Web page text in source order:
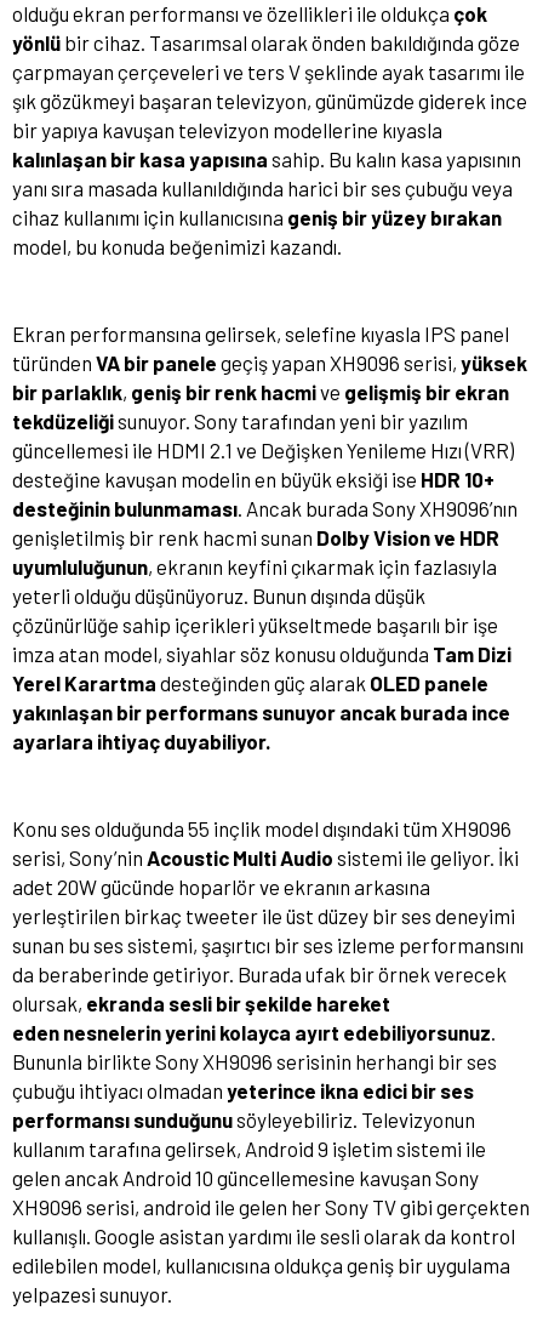
olduğu ekran performansı ve özellikleri ile oldukça çok
yönlü bir cihaz. Tasarımsal olarak önden bakıldığında göze
çarpmayan çerçeveleri ve ters V şeklinde ayak tasarımı ile
şık gözükmeyi başaran televizyon, günümüzde giderek ince
bir yapıya kavuşan televizyon modellerine kıyasla
kalınlaşan bir kasa yapısına sahip. Bu kalın kasa yapısının
yanı sıra masada kullanıldığında harici bir ses çubuğu veya
cihaz kullanımı için kullanıcısına geniş bir yüzey bırakan
model, bu konuda beğenimizi kazandı.
Ekran performansına gelirsek, selefine kıyasla IPS panel
türünden VA bir panele geçiş yapan XH9096 serisi, yüksek
bir parlaklık, geniş bir renk hacmive gelişmiş bir ekran
tekdüzeliğisunuyor. Sony tarafından yeni bir yazılım
güncellemesi ile HDMI 2.1 ve Değişken Yenileme Hızı (VRR)
desteğine kavuşan modelin en büyük eksiği ise HDR 10+
desteğinin bulunmaması. Ancak burada Sony XH9096’nın
genişletilmiş bir renk hacmi sunan Dolby Vision ve HDR
uyumluluğunun, ekranın keyfini çıkarmak için fazlasıyla
yeterli olduğu düşünüyoruz. Bunun dışında düşük
çözünürlüğe sahip içerikleri yükseltmede başarılı bir işe
imza atan model, siyahlar söz konusu olduğunda Tam Dizi
Yerel Karartma desteğinden güç alarak OLED panele
yakınlaşan bir performans sunuyor ancak burada ince
ayarlara ihtiyaç duyabiliyor.
Konu ses olduğunda 55 inçlik model dışındaki tüm XH9096
serisi, Sony’nin Acoustic Multi Audio sistemi ile geliyor. İki
adet 20W gücünde hoparlör ve ekranın arkasına
yerleştirilen birkaç tweeter ile üst düzey bir ses deneyimi
sunan bu ses sistemi, şaşırtıcı bir ses izleme performansını
da beraberinde getiriyor. Burada ufak bir örnek verecek
olursak, ekranda sesli bir şekilde hareket
eden nesnelerin yerini kolayca ayırt edebiliyorsunuz.
Bununla birlikte Sony XH9096 serisinin herhangi bir ses
çubuğu ihtiyacı olmadan yeterince ikna edici bir ses
performansı sunduğunusöyleyebiliriz. Televizyonun
kullanım tarafına gelirsek, Android 9 işletim sistemi ile
gelen ancak Android 10 güncellemesine kavuşan Sony
XH9096 serisi, android ile gelen her Sony TV gibi gerçekten
kullanışlı. Google asistan yardımı ile sesli olarak da kontrol
edilebilen model, kullanıcısına oldukça geniş bir uygulama
yelpazesi sunuyor.